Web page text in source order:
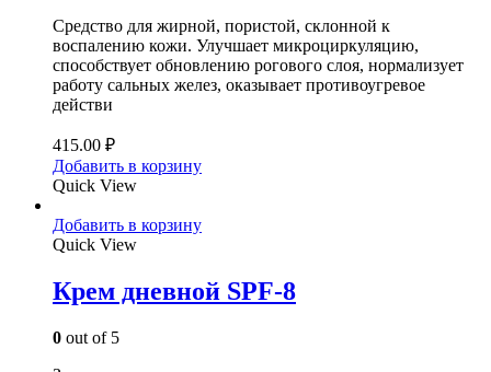
Средство для жирной, пористой, склонной к
воспалению кожи. Улучшает микроциркуляцию,
способствует обновлению рогового слоя, нормализует
работу сальных желез, оказывает противоугревое
действи
415.00 ₽
Добавить в корзину
Quick View
Добавить в корзину
Quick View
Крем дневной SPF-8
0 out of 5